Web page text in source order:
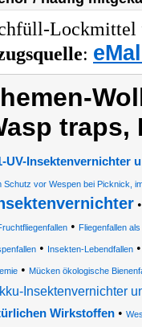
Lockmittel
:
traps,
UV-Insektenvernichter
Schutz vor Wespen bei Picknick,
• Fliegenfallen
• Insekten-Lebendfallen
• Mücken ökologische
Insektenvernichter
Wirkstoffen •